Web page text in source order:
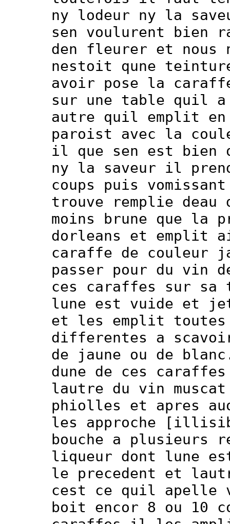
ny lodeur ny la
sen voulurent bien
den fleurer et nous
nestoit qune
avoir pose la
sur une table quil
autre quil emplit
paroist avec la
il que sen est bien
ny la saveur il
coups puis
trouve remplie deau
moins brune que la
dorleans et emplit
caraffe de couleur
passer pour du vin
ces caraffes sur sa
lune est vuide et
et les emplit
differentes a
de jaune ou de
dune de ces
lautre du vin
phiolles et apres
les approche
bouche a
liqueur dont lune
le precedent et
cest ce quil apelle
boit encor 8 ou 10